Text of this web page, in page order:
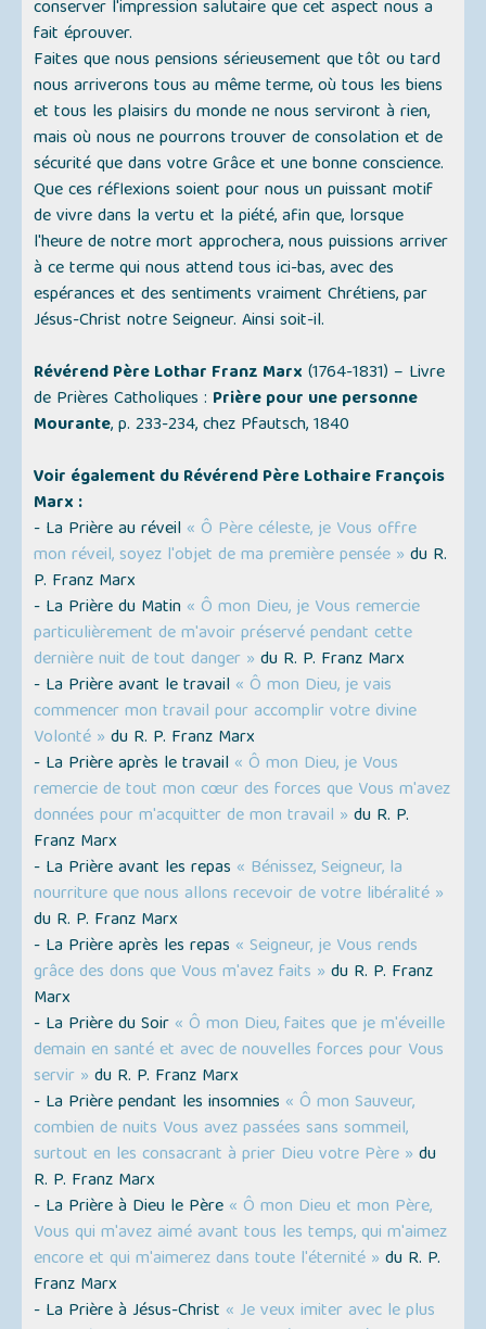
conserver l'impression salutaire que cet aspect nous a
fait éprouver.
Faites que nous pensions sérieusement que tôt ou tard
nous arriverons tous au même terme, où tous les biens
et tous les plaisirs du monde ne nous serviront à rien,
mais où nous ne pourrons trouver de consolation et de
sécurité que dans votre Grâce et une bonne conscience.
Que ces réflexions soient pour nous un puissant motif
de vivre dans la vertu et la piété, afin que, lorsque
l'heure de notre mort approchera, nous puissions arriver
à ce terme qui nous attend tous ici-bas, avec des
espérances et des sentiments vraiment Chrétiens, par
Jésus-Christ notre Seigneur. Ainsi soit-il.
Révérend Père Lothar Franz Marx (1764-1831) – Livre
de Prières Catholiques : Prière pour une personne
Mourante, p. 233-234, chez Pfautsch, 1840
Voir également du Révérend Père Lothaire François
Marx :
- La Prière au réveil « Ô Père céleste, je Vous offre
mon réveil, soyez l'objet de ma première pensée » du R.
P. Franz Marx
- La Prière du Matin « Ô mon Dieu, je Vous remercie
particulièrement de m'avoir préservé pendant cette
dernière nuit de tout danger » du R. P. Franz Marx
- La Prière avant le travail « Ô mon Dieu, je vais
commencer mon travail pour accomplir votre divine
Volonté » du R. P. Franz Marx
- La Prière après le travail « Ô mon Dieu, je Vous
remercie de tout mon cœur des forces que Vous m'avez
données pour m'acquitter de mon travail » du R. P.
Franz Marx
- La Prière avant les repas « Bénissez, Seigneur, la
nourriture que nous allons recevoir de votre libéralité »
du R. P. Franz Marx
- La Prière après les repas « Seigneur, je Vous rends
grâce des dons que Vous m'avez faits » du R. P. Franz
Marx
- La Prière du Soir « Ô mon Dieu, faites que je m'éveille
demain en santé et avec de nouvelles forces pour Vous
servir » du R. P. Franz Marx
- La Prière pendant les insomnies « Ô mon Sauveur,
combien de nuits Vous avez passées sans sommeil,
surtout en les consacrant à prier Dieu votre Père » du
R. P. Franz Marx
- La Prière à Dieu le Père « Ô mon Dieu et mon Père,
Vous qui m'avez aimé avant tous les temps, qui m'aimez
encore et qui m'aimerez dans toute l'éternité » du R. P.
Franz Marx
- La Prière à Jésus-Christ « Je veux imiter avec le plus